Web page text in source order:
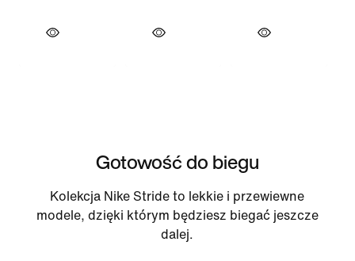
Gotowość do biegu
Kolekcja Nike Stride to lekkie i przewiewne
modele, dzięki którym będziesz biegać jeszcze
dalej.